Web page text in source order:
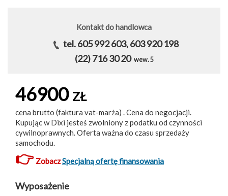
Kontakt do handlowca
tel. 605 992 603, 603 920 198
(22) 716 30 20 wew. 5
46900 ZŁ
cena brutto (faktura vat-marża) . Cena do negocjacji.
Kupując w Dixi jesteś zwolniony z podatku od czynności
cywilnoprawnych. Oferta ważna do czasu sprzedaży
samochodu.
👉ZobaczSpecjalną ofertę finansowania
Wyposażenie